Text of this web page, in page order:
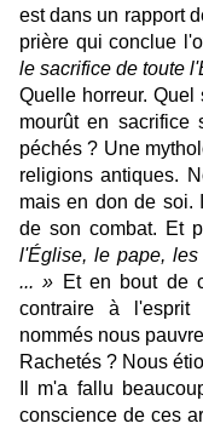
est dans un rapport
prière qui conclue
le sacrifice de toute
Quelle horreur.
mourût en
péchés ? Une
religions antiques.
mais en don de soi.
de son combat. Et
l'Église, le pape,
... » Et en bout de
contraire à l'esprit
nommés nous
Rachetés ? Nous
Il m'a fallu
conscience de ces